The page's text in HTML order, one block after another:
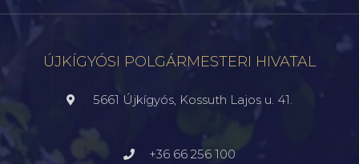
ÚJKÍGYÓSI POLGÁRMESTERI HIVATAL
5661 Újkígyós, Kossuth Lajos u. 41.
+36 66 256 100